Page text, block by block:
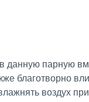
данную парную
благотворно
воздух